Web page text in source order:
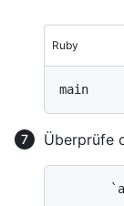
Ruby
Überprüfe